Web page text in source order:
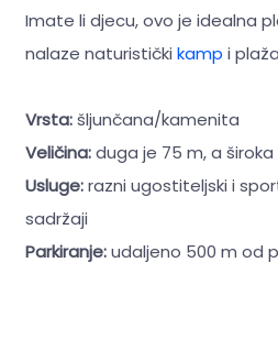
Imate li djecu, ovo je idealna
nalaze naturistički kamp i
Vrsta:šljunčana/kamenita
Veličina:duga je 75 m, a široka
Usluge:razni ugostiteljski i
sadržaji
Parkiranje:udaljeno 500 m od